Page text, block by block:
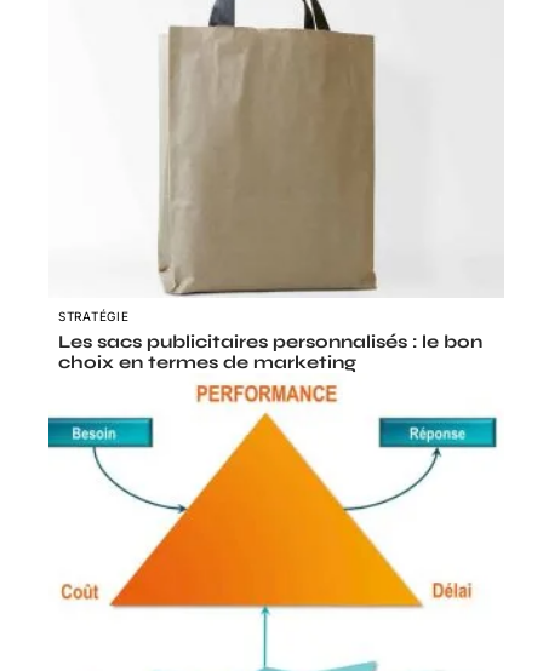
STRATÉGIE
Les sacs publicitaires personnalisés : le bon
choix en termes de marketing